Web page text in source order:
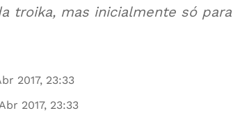
troika, mas inicialmente só
2017, 23:33
2017, 23:33